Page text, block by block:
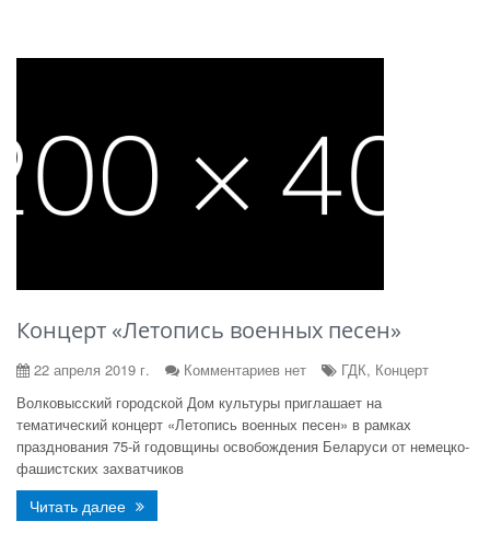
Концерт «Летопись военных песен»
22 апреля 2019 г. Комментариев нет
ГДК, Концерт
Волковысский городской Дом культуры приглашает на
тематический концерт «Летопись военных песен» в рамках
празднования 75-й годовщины освобождения Беларуси от немецко-
фашистских захватчиков
Читать далее